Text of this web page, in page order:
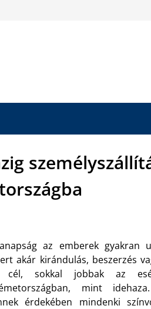
az emberek gyakran
akár kirándulás, beszerzés
sokkal jobbak az
mint
érdekében mindenki